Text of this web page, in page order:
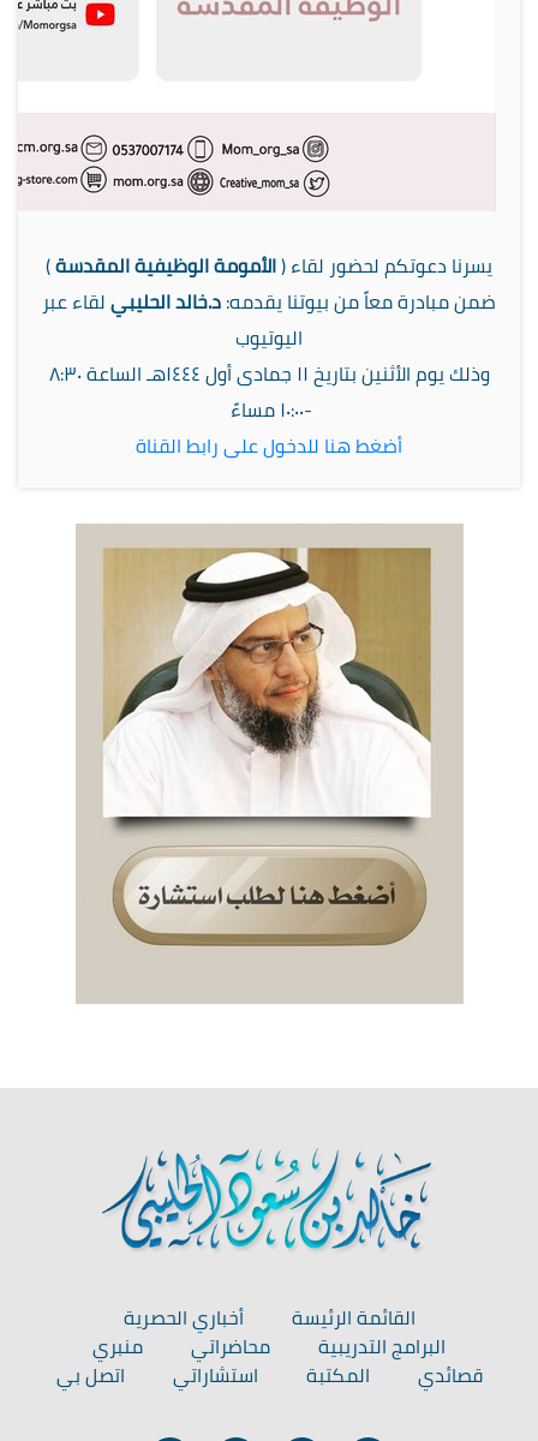
يسرنا دعوتكم لحضور لقاء (الأمومة الوظيفية المقدسة)
ضمن مبادرة معاً من بيوتنا يقدمه:د.خالد الحليبيلقاء عبر
اليوتيوب
وذلك يوم الأثنين بتاريخ ١١ جمادى أول ١٤٤٤هـ الساعة
٨:٣٠
-١٠:٠٠ مساءً
أضغط هنا للدخول على رابط القناة
القائمة الرئيسة
أخباري الحصرية
البرامج التدريبية
محاضراتي
منبري
قصائدي
المكتبة استشاراتي اتصل بي